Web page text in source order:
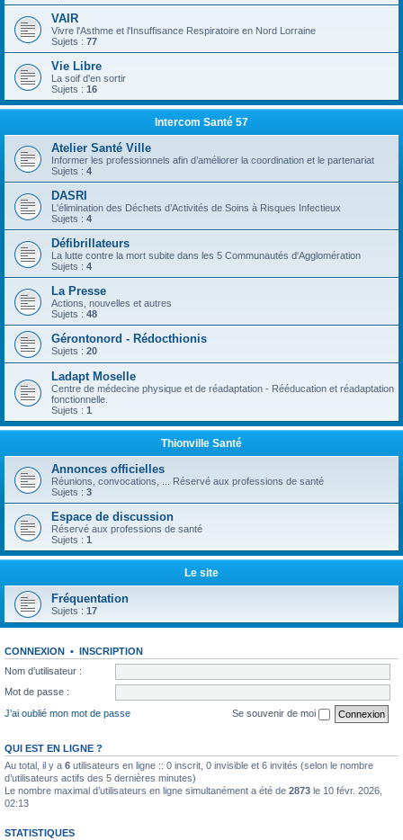
VAIR
Vivre l'Asthme et l'Insuffisance Respiratoire en Nord Lorraine
Sujets : 77
Vie Libre
La soif d'en sortir
Sujets : 16
Intercom Santé 57
Atelier Santé Ville
Informer les professionnels afin d’améliorer la coordination et le partenariat
Sujets : 4
DASRI
L'élimination des Déchets d’Activités de Soins à Risques Infectieux
Sujets : 4
Défibrillateurs
La lutte contre la mort subite dans les 5 Communautés d'Agglomération
Sujets : 4
La Presse
Actions, nouvelles et autres
Sujets : 48
Gérontonord - Rédocthionis
Sujets : 20
Ladapt Moselle
Centre de médecine physique et de réadaptation - Rééducation et réadaptation
fonctionnelle.
Sujets : 1
Thionville Santé
Annonces officielles
Réunions, convocations, ... Réservé aux professions de santé
Sujets : 3
Espace de discussion
Réservé aux professions de santé
Sujets : 1
Le site
Fréquentation
Sujets : 17
CONNEXION • INSCRIPTION
Nom d’utilisateur :
Mot de passe :
J’ai oublié mon mot de passe
Se souvenir de moi
QUI EST EN LIGNE ?
Au total, il y a 6 utilisateurs en ligne :: 0 inscrit, 0 invisible et 6 invités (selon le nombre
d’utilisateurs actifs des 5 dernières minutes)
Le nombre maximal d’utilisateurs en ligne simultanément a été de 2873 le 10 févr. 2026,
02:13
STATISTIQUES